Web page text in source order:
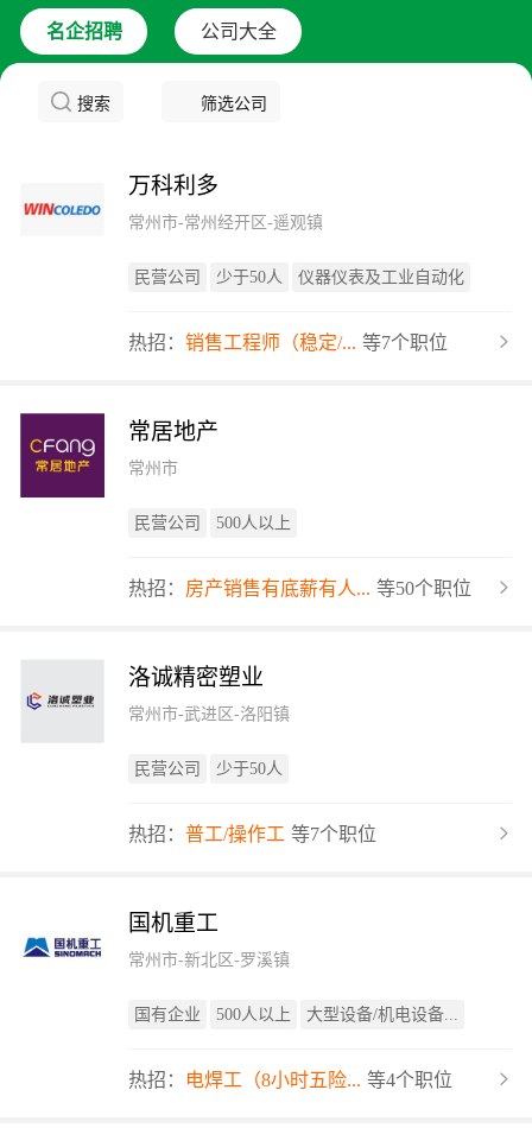
名企招聘 公司大全
搜索 筛选公司
万科利多
常州市-常州经开区-遥观镇
民营公司 少于50人 仪器仪表及工业自动化
热招： 销售工程师（稳定/... 等7个职位
常居地产
常州市
民营公司 500人以上
热招： 房产销售有底薪有人... 等50个职位
洛诚精密塑业
常州市-武进区-洛阳镇
民营公司 少于50人
热招： 普工/操作工 等7个职位
国机重工
常州市-新北区-罗溪镇
国有企业 500人以上 大型设备/机电设备...
热招： 电焊工（8小时五险... 等4个职位